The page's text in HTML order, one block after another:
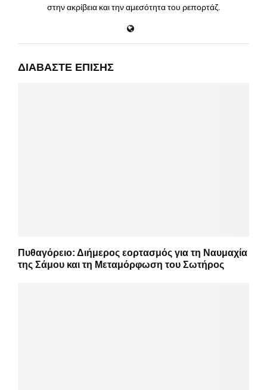
στην ακρίβεια και την αμεσότητα του ρεπορτάζ.
ΔΙΑΒΆΣΤΕ ΕΠΊΣΗΣ
Πυθαγόρειο: Διήμερος εορτασμός για τη Ναυμαχία
της Σάμου και τη Μεταμόρφωση του Σωτήρος